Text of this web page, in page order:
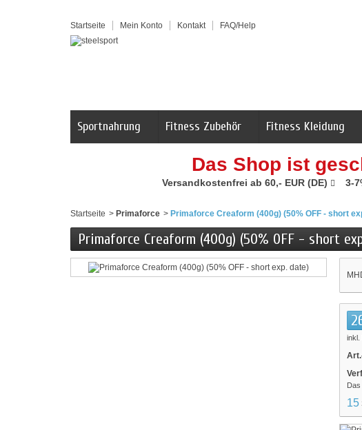
Startseite Mein Konto Kontakt FAQ/Help
Sportnahrung Fitness Zubehör Fitness Kleidung
Das Shop ist
Versandkostenfrei ab 60,- EUR (DE) 3-
Startseite > Primaforce > Primaforce Creaform (400g) (50% OFF - short
Primaforce Creaform (400g) (50% OFF - short
inkl.
Das
15